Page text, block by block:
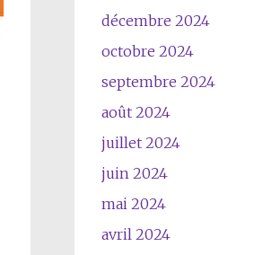
décembre 2024
octobre 2024
septembre 2024
août 2024
juillet 2024
juin 2024
mai 2024
avril 2024